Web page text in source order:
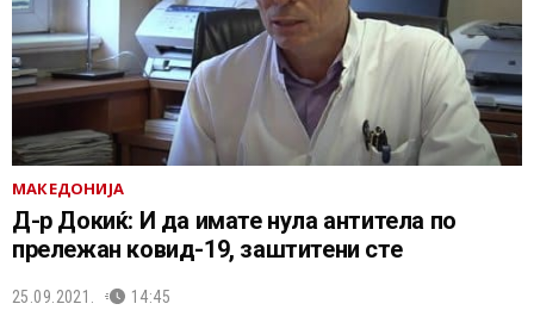
МАКЕДОНИЈА
Д-р Докиќ: И да имате нула антитела по
прележан ковид-19, заштитени сте
25.09.2021. 14:45